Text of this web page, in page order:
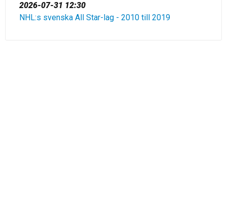
2026-07-31 12:30
NHL:s svenska All Star-lag - 2010 till 2019